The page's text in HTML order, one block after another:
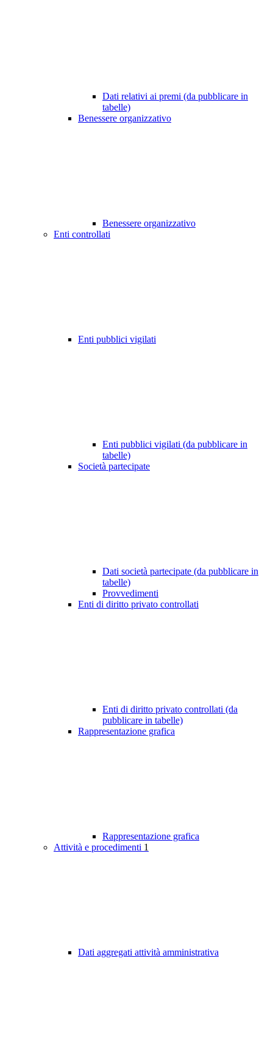
Dati relativi ai premi (da pubblicare in
tabelle)
Benessere organizzativo
Benessere organizzativo
Enti controllati
Enti pubblici vigilati
Enti pubblici vigilati (da pubblicare in
tabelle)
Società partecipate
Dati società partecipate (da pubblicare in
tabelle)
Provvedimenti
Enti di diritto privato controllati
Enti di diritto privato controllati (da
pubblicare in tabelle)
Rappresentazione grafica
Rappresentazione grafica
Attività e procedimenti 1
Dati aggregati attività amministrativa